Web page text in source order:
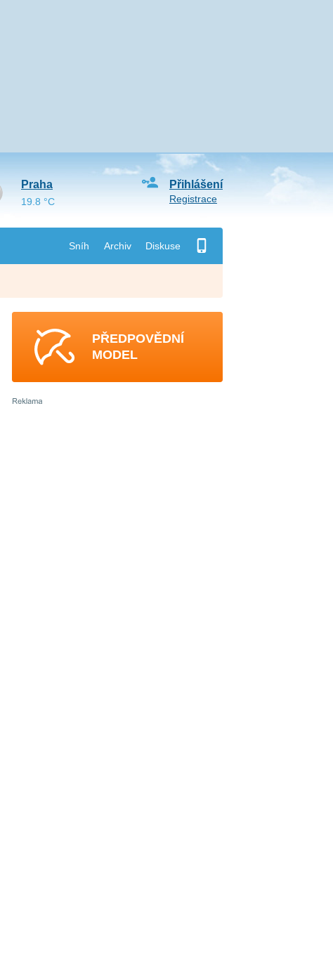
Sníh Archiv Diskuse
Přihlášení
Registrace
Praha
19.8 °C
PŘEDPOVĚDNÍ
MODEL